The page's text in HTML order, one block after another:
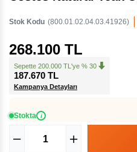
Stok Kodu (800.01.02.04.03.41926)
268.100 TL
Sepette 200.000 TL'ye % 30
187.670 TL
Kampanya Detayları
Stokta i